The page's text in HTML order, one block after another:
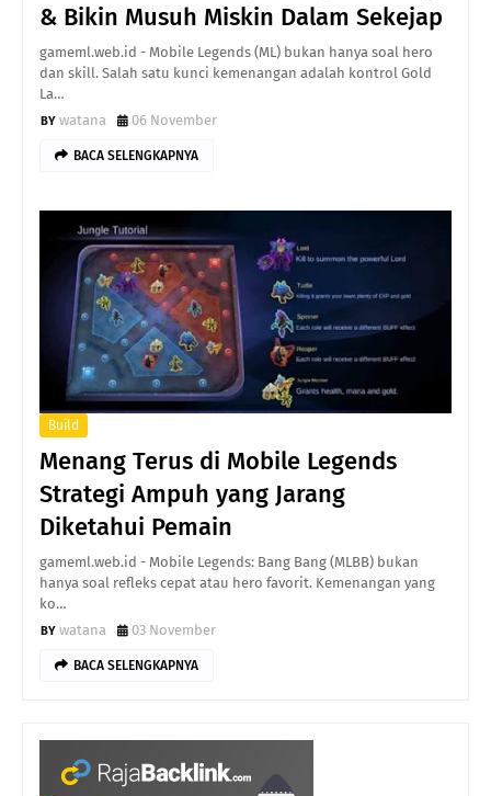
& Bikin Musuh Miskin Dalam Sekejap
gameml.web.id - Mobile Legends (ML) bukan hanya soal hero
dan skill. Salah satu kunci kemenangan adalah kontrol Gold
La…
watana
06 November
BACA SELENGKAPNYA
Build
Menang Terus di Mobile Legends
Strategi Ampuh yang Jarang
Diketahui Pemain
gameml.web.id - Mobile Legends: Bang Bang (MLBB) bukan
hanya soal refleks cepat atau hero favorit. Kemenangan yang
ko…
watana
03 November
BACA SELENGKAPNYA